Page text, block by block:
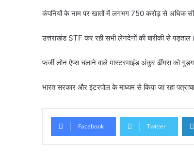
कंपनियों के नाम पर खातों में लगभग 750 करोड़ से अधिक
उत्तराखंड STF कर रही सभी लेनदेनों की बारीकी से
फर्जी लोन ऐप्स चलाने वाले मास्टरमाइंड अंकुर ढींगरा को
भारत सरकार और इंटरपोल के माध्यम से किया जा रहा
Facebook Twitter